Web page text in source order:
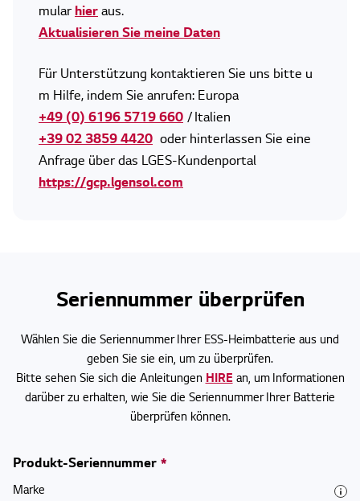
mular hier aus.
Aktualisieren Sie meine Daten
Für Unterstützung kontaktieren Sie uns bitte u
m Hilfe, indem Sie anrufen: Europa
+49 (0) 6196 5719 660 / Italien
+39 02 3859 4420 oder hinterlassen Sie eine
Anfrage über das LGES-Kundenportal
https://gcp.lgensol.com
Seriennummer überprüfen
Wählen Sie die Seriennummer Ihrer ESS-Heimbatterie aus und
geben Sie sie ein, um zu überprüfen.
Bitte sehen Sie sich die Anleitungen HIRE an, um Informationen
darüber zu erhalten, wie Sie die Seriennummer Ihrer Batterie
überprüfen können.
Produkt-Seriennummer *
Marke
tooltip